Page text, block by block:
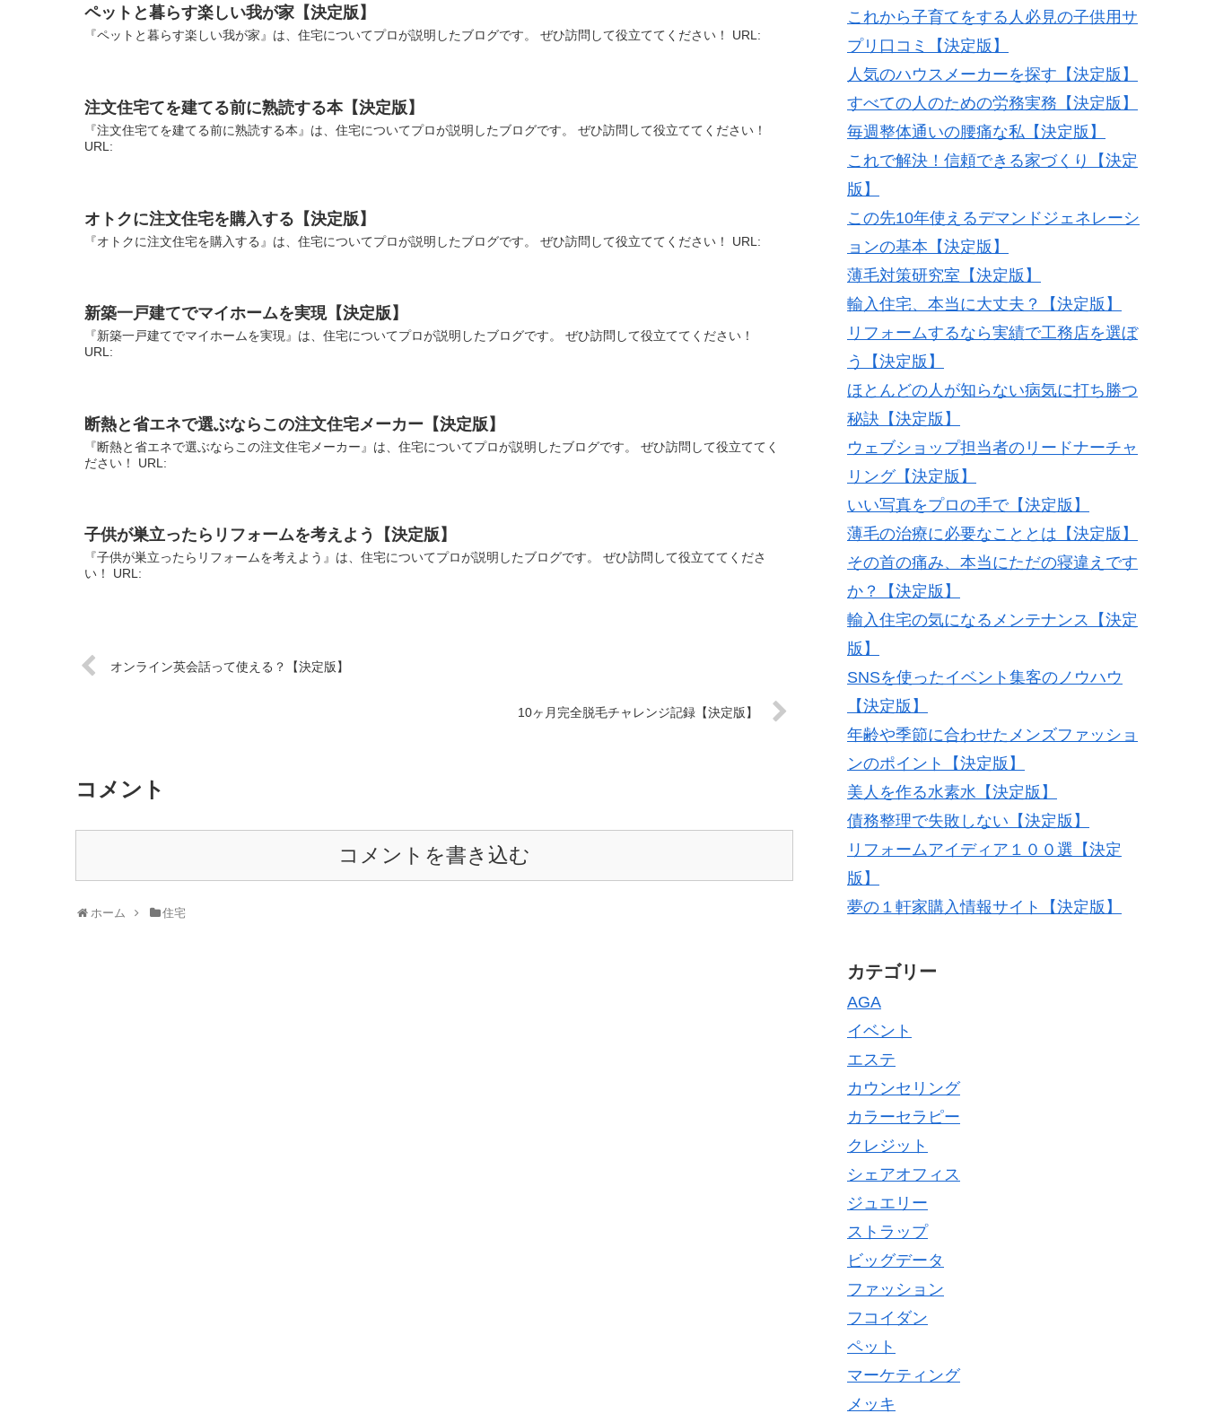
ペットと暮らす楽しい我が家【決定版】
『ペットと暮らす楽しい我が家』は、住宅についてプロが説明したブログです。 ぜひ訪問して役立ててください！ URL:
注文住宅てを建てる前に熟読する本【決定版】
『注文住宅てを建てる前に熟読する本』は、住宅についてプロが説明したブログです。 ぜひ訪問して役立ててください！
URL:
オトクに注文住宅を購入する【決定版】
『オトクに注文住宅を購入する』は、住宅についてプロが説明したブログです。 ぜひ訪問して役立ててください！ URL:
新築一戸建てでマイホームを実現【決定版】
『新築一戸建てでマイホームを実現』は、住宅についてプロが説明したブログです。 ぜひ訪問して役立ててください！
URL:
断熱と省エネで選ぶならこの注文住宅メーカー【決定版】
『断熱と省エネで選ぶならこの注文住宅メーカー』は、住宅についてプロが説明したブログです。 ぜひ訪問して役立ててく
ださい！ URL:
子供が巣立ったらリフォームを考えよう【決定版】
『子供が巣立ったらリフォームを考えよう』は、住宅についてプロが説明したブログです。 ぜひ訪問して役立ててくださ
い！ URL:
オンライン英会話って使える？【決定版】
10ヶ月完全脱毛チャレンジ記録【決定版】
コメント
コメントを書き込む
ホーム 住宅
これから子育てをする人必見の子供用サ
プリ口コミ【決定版】
人気のハウスメーカーを探す【決定版】
すべての人のための労務実務【決定版】
毎週整体通いの腰痛な私【決定版】
これで解決！信頼できる家づくり【決定
版】
この先10年使えるデマンドジェネレーシ
ョンの基本【決定版】
薄毛対策研究室【決定版】
輸入住宅、本当に大丈夫？【決定版】
リフォームするなら実績で工務店を選ぼ
う【決定版】
ほとんどの人が知らない病気に打ち勝つ
秘訣【決定版】
ウェブショップ担当者のリードナーチャ
リング【決定版】
いい写真をプロの手で【決定版】
薄毛の治療に必要なこととは【決定版】
その首の痛み、本当にただの寝違えです
か？【決定版】
輸入住宅の気になるメンテナンス【決定
版】
SNSを使ったイベント集客のノウハウ
【決定版】
年齢や季節に合わせたメンズファッショ
ンのポイント【決定版】
美人を作る水素水【決定版】
債務整理で失敗しない【決定版】
リフォームアイディア１００選【決定
版】
夢の１軒家購入情報サイト【決定版】
カテゴリー
AGA
イベント
エステ
カウンセリング
カラーセラピー
クレジット
シェアオフィス
ジュエリー
ストラップ
ビッグデータ
ファッション
フコイダン
ペット
マーケティング
メッキ